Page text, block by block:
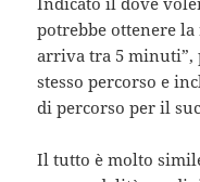
potrebbe ottenere la
arriva tra 5
stesso percorso e
di percorso per il
Il tutto è molto